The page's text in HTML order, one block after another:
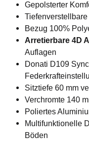
Gepolsterter
Bezug 100%
Arretierbare 4D
Auflagen
Donati D109
Sitztiefe 60 mm
Verchromte 140
Poliertes
Multifunktionelle
Böden